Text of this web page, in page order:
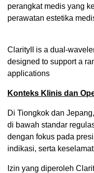
perangkat medis yang
perawatan estetika
ClarityII is a dual-
designed to support a
applications
Konteks Klinis dan
Di Tiongkok dan
di bawah standar
dengan fokus pada
indikasi, serta
Izin yang diperoleh